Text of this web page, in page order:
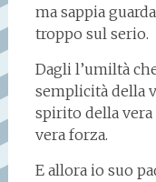
ma sappia
troppo sul serio.
Dagli l’umiltà
semplicità della
spirito della vera
vera forza.
E allora io suo